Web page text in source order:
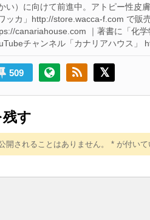
い）に向けて前進中。アトピー性皮
ワッカ」http://store.wacca-f.com で販
canariahouse.com ｜著書に「化
チャンネル「カナリアハウス」
509
す
開されることはありません。 * が付い